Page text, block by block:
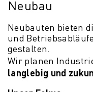
Neubau
Neubauten bieten
und
gestalten.
Wir planen
langlebig und